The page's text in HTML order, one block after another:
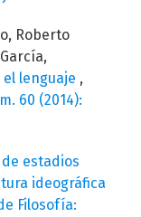
Roberto
lenguaje ,
60 (2014):
de estadios
ideográfica
Filosofía: